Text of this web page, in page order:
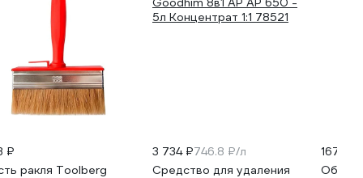
₽
ракля Toolberg
3 734 ₽746.8 ₽/л
Средство для удаления
167 ₽